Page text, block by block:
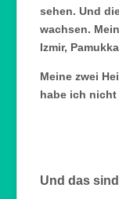
sehen. Und
wachsen.
Izmir,
Meine zwei
habe ich
Und das